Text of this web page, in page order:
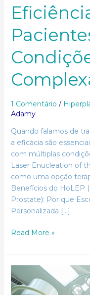
1 Comentário /
Adamy
Quando falamos de
a eficácia são
com múltiplas
Laser Enucleation of
como uma opção
Benefícios do HoLEP
Prostate): Por que
Personalizada […]
Read More »
Aumento
da
Próstata:
entenda